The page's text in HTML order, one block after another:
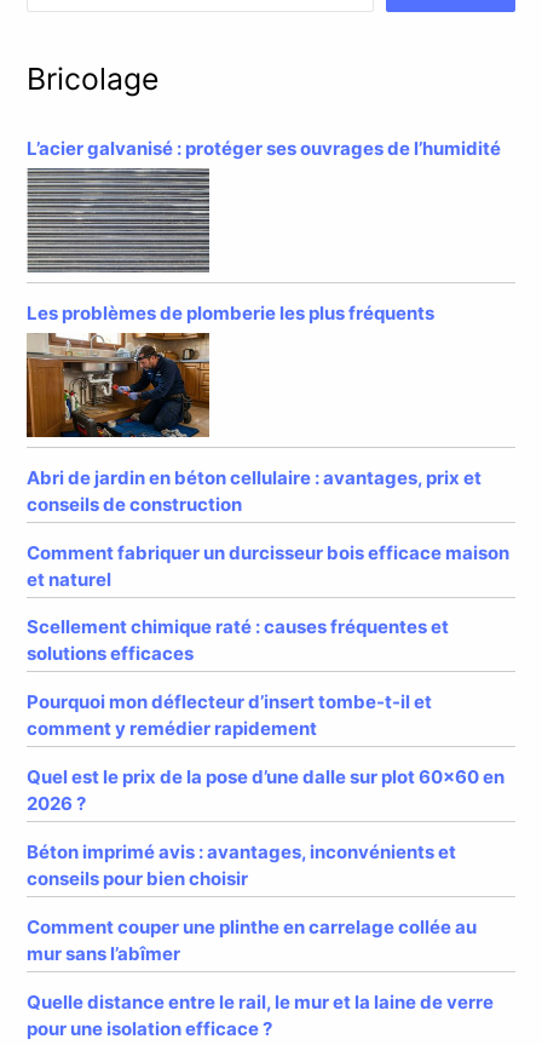
Bricolage
L’acier galvanisé : protéger ses ouvrages de l’humidité
Les problèmes de plomberie les plus fréquents
Abri de jardin en béton cellulaire : avantages, prix et
conseils de construction
Comment fabriquer un durcisseur bois efficace maison
et naturel
Scellement chimique raté : causes fréquentes et
solutions efficaces
Pourquoi mon déflecteur d’insert tombe-t-il et
comment y remédier rapidement
Quel est le prix de la pose d’une dalle sur plot 60×60 en
2026 ?
Béton imprimé avis : avantages, inconvénients et
conseils pour bien choisir
Comment couper une plinthe en carrelage collée au
mur sans l’abîmer
Quelle distance entre le rail, le mur et la laine de verre
pour une isolation efficace ?